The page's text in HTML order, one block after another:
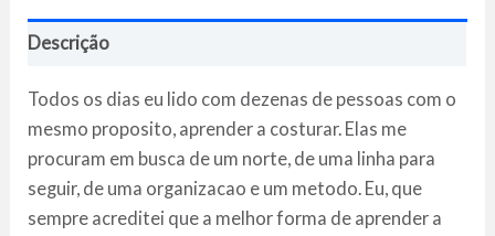
Descrição
Todos os dias eu lido com dezenas de pessoas com o
mesmo proposito, aprender a costurar. Elas me
procuram em busca de um norte, de uma linha para
seguir, de uma organizacao e um metodo. Eu, que
sempre acreditei que a melhor forma de aprender a